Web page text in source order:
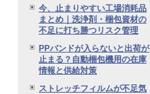
今、止まりやすい工場消耗品
まとめ｜洗浄剤・梱包資材の
不足に打ち勝つリスク管理
PPバンドが入らないと出荷が
止まる？自動梱包機用の在庫
情報と供給対策
ストレッチフィルムが不足気